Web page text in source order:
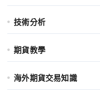
技術分析
期貨教學
海外期貨交易知識